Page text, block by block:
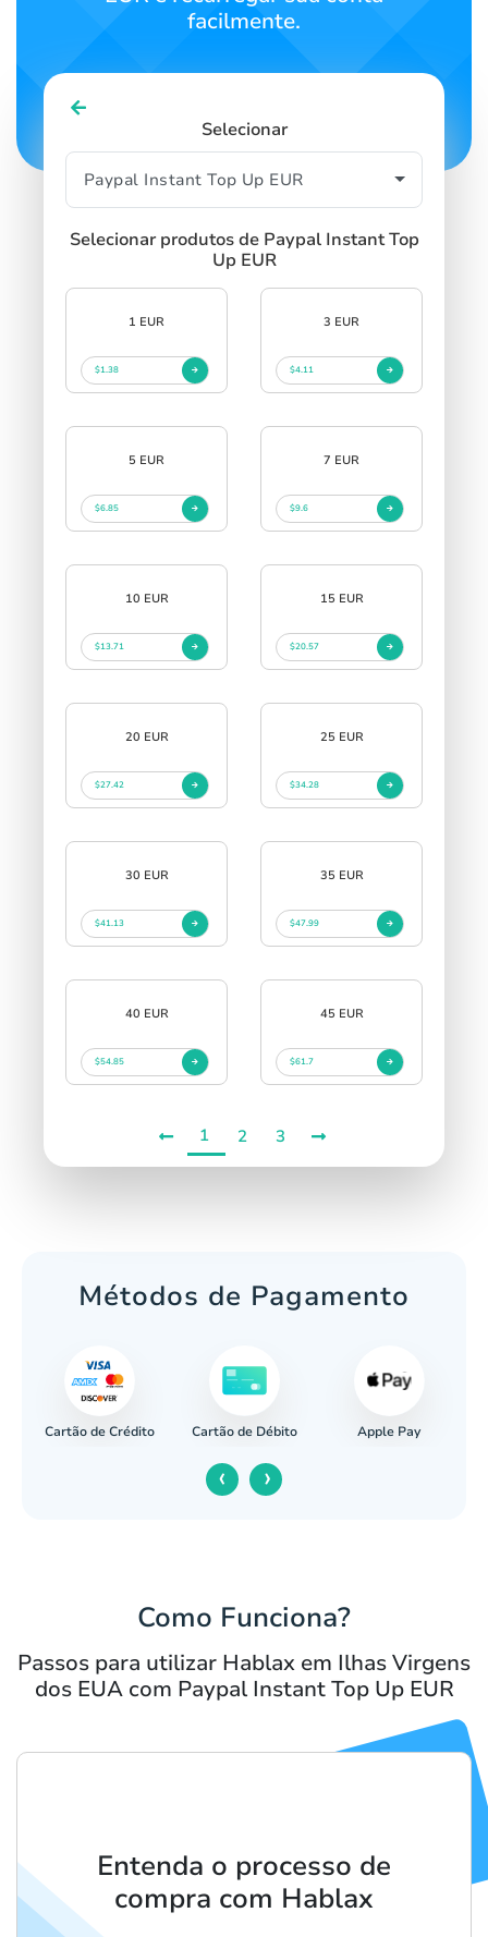
facilmente.
Selecionar
Selecionar produtos de Paypal Instant Top
Up EUR
1 EUR
$1.38
3 EUR
$4.11
5 EUR
$6.85
7 EUR
$9.6
10 EUR
$13.71
15 EUR
$20.57
20 EUR
$27.42
25 EUR
$34.28
30 EUR
$41.13
35 EUR
$47.99
40 EUR
$54.85
45 EUR
$61.7
1 2 3
Métodos de Pagamento
Cartão de Crédito Cartão de Débito Apple Pay
‹ ›
Como Funciona?
Passos para utilizar Hablax em Ilhas Virgens
dos EUA com Paypal Instant Top Up EUR
Entenda o processo de
compra com Hablax